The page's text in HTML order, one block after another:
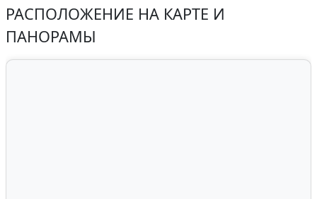
РАСПОЛОЖЕНИЕ НА КАРТЕ И
ПАНОРАМЫ